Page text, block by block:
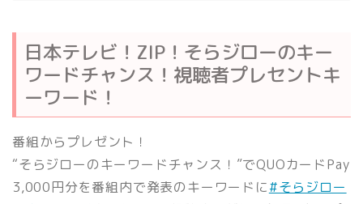
日本テレビ！ZIP！そらジローのキー
ワードチャンス！視聴者プレセントキ
ーワード！
番組からプレゼント！
“そらジローのキーワードチャンス！”でQUOカードPay
3,000円分を番組内で発表のキーワードに#そらジロー